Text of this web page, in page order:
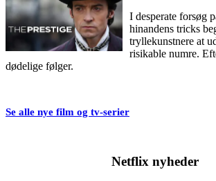
I desperate forsøg
hinandens tricks
tryllekunstnere at
risikable numre.
dødelige følger.
Se alle nye film og tv-serier
Netflix nyheder